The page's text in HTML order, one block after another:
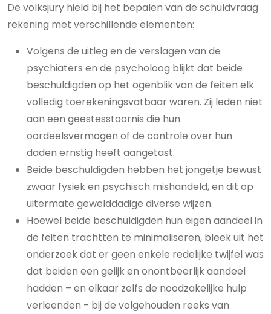
De volksjury hield bij het bepalen van de schuldvraag
rekening met verschillende elementen:
Volgens de uitleg en de verslagen van de
psychiaters en de psycholoog blijkt dat beide
beschuldigden op het ogenblik van de feiten elk
volledig toerekeningsvatbaar waren. Zij leden niet
aan een geestesstoornis die hun
oordeelsvermogen of de controle over hun
daden ernstig heeft aangetast.
Beide beschuldigden hebben het jongetje bewust
zwaar fysiek en psychisch mishandeld, en dit op
uitermate gewelddadige diverse wijzen.
Hoewel beide beschuldigden hun eigen aandeel in
de feiten trachtten te minimaliseren, bleek uit het
onderzoek dat er geen enkele redelijke twijfel was
dat beiden een gelijk en onontbeerlijk aandeel
hadden – en elkaar zelfs de noodzakelijke hulp
verleenden - bij de volgehouden reeks van